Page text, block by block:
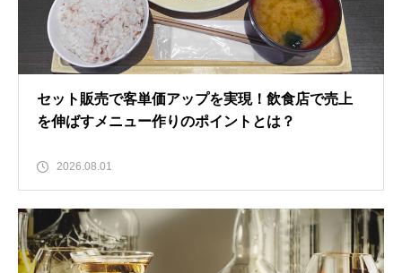
セット販売で客単価アップを実現！飲食店で売上
を伸ばすメニュー作りのポイントとは？
2026.08.01